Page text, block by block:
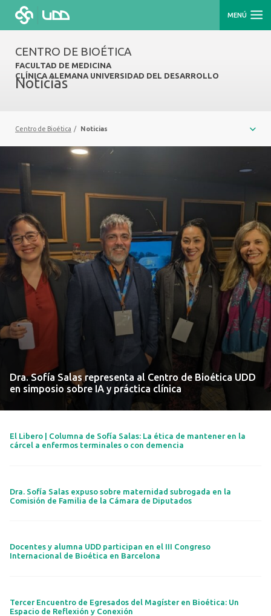
MENÚ
CENTRO DE BIOÉTICA
FACULTAD DE MEDICINA
CLÍNICA ALEMANA UNIVERSIDAD DEL DESARROLLO
Noticias
Centro de Bioética / Noticias
Dra. Sofía Salas representa al Centro de Bioética UDD
en simposio sobre IA y práctica clínica
El Libero | Columna de Sofía Salas: La ética de mantener en la
cárcel a enfermos terminales o con demencia
Dra. Sofía Salas expuso sobre maternidad subrogada en la
Comisión de Familia de la Cámara de Diputados
Docentes y alumna UDD participan en el III Congreso
Internacional de Bioética en Barcelona
Tercer Encuentro de Egresados del Magíster en Bioética: Un
Espacio de Reflexión y Conexión